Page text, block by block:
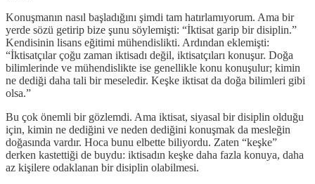
Konuşmanın nasıl başladığını şimdi tam hatırlamıyorum. Ama bir
yerde sözü getirip bize şunu söylemişti: “İktisat garip bir disiplin.”
Kendisinin lisans eğitimi mühendislikti. Ardından eklemişti:
“İktisatçılar çoğu zaman iktisadı değil, iktisatçıları konuşur. Doğa
bilimlerinde ve mühendislikte ise genellikle konu konuşulur; kimin
ne dediği daha tali bir meseledir. Keşke iktisat da doğa bilimleri gibi
olsa.”
Bu çok önemli bir gözlemdi. Ama iktisat, siyasal bir disiplin olduğu
için, kimin ne dediğini ve neden dediğini konuşmak da mesleğin
doğasında vardır. Hoca bunu elbette biliyordu. Zaten “keşke”
derken kastettiği de buydu: iktisadın keşke daha fazla konuya, daha
az kişilere odaklanan bir disiplin olabilmesi.